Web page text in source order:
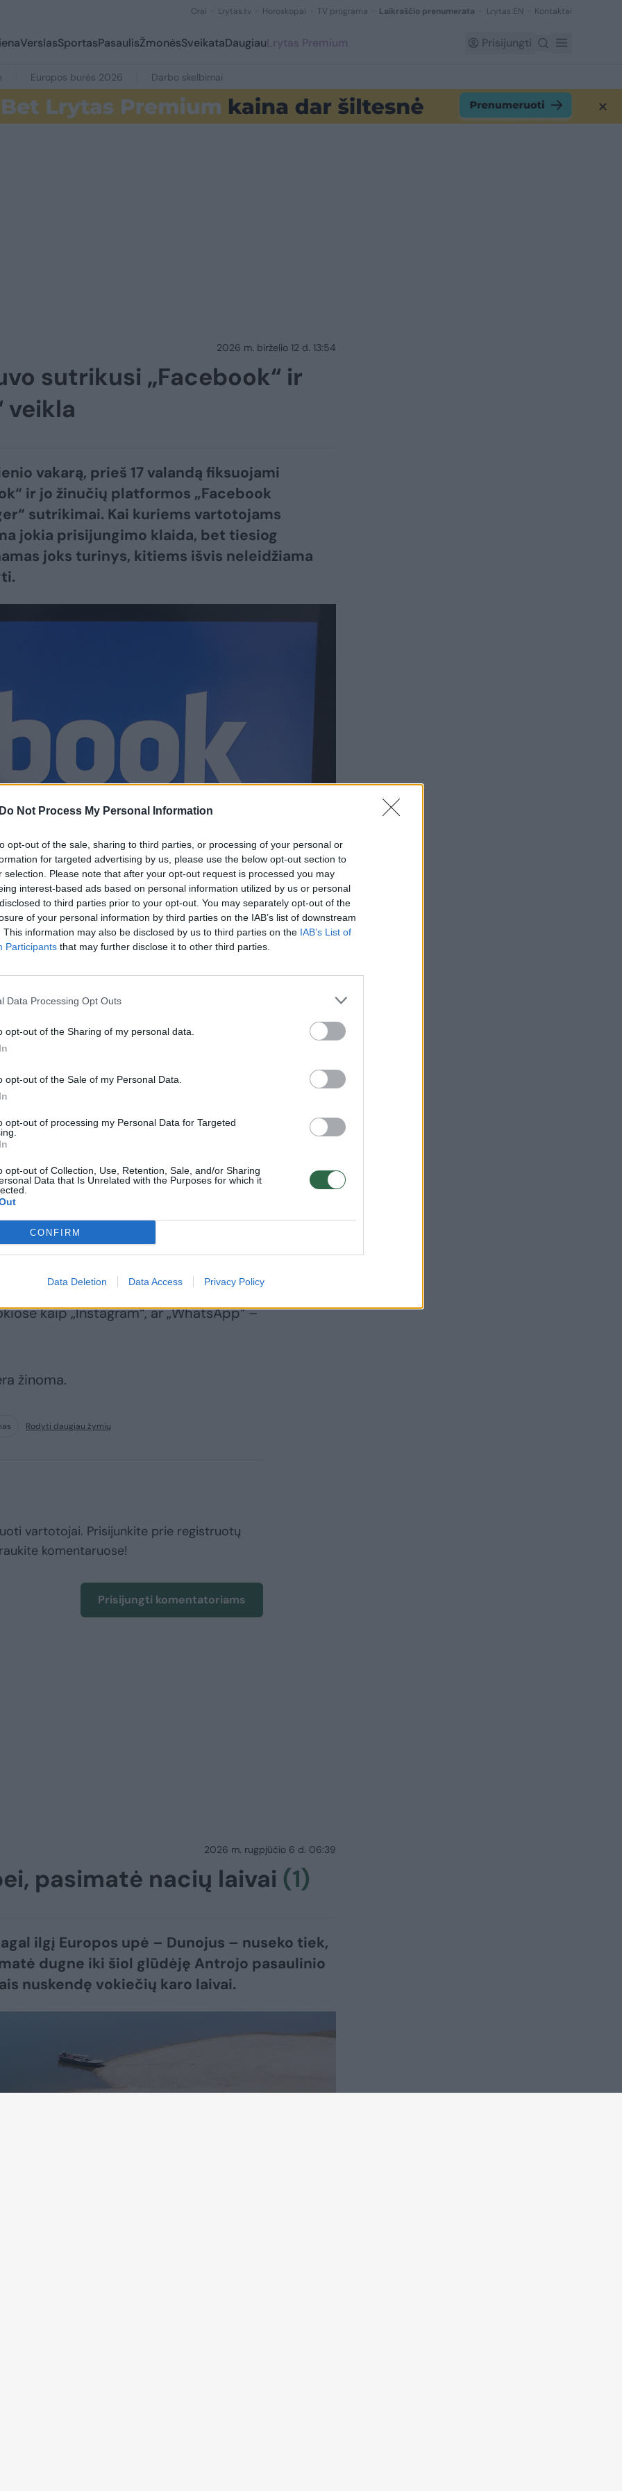
Do Not Process My Personal Information
opt-out of the sale, sharing to third parties, or processing of your personal or
for targeted advertising by us, please use the below opt-out section to
selection. Please note that after your opt-out request is processed you may
interest-based ads based on personal information utilized by us or personal
to third parties prior to your opt-out. You may separately opt-out of the
of your personal information by third parties on the IAB’s list of downstream
This information may also be disclosed by us to third parties on the IAB’s List of
Participants that may further disclose it to other third parties.
Data Processing Opt Outs
opt-out of the Sharing of my personal data.
opt-out of the Sale of my Personal Data.
opt-out of processing my Personal Data for Targeted
opt-out of Collection, Use, Retention, Sale, and/or Sharing
Data that Is Unrelated with the Purposes for which it
CONFIRM
Data Deletion Data Access Privacy Policy
Orai Lrytas.tv Horoskopai TV programa Laikraščio prenumerata Lrytas EN Kontaktai
VerslasSportasPasaulisŽmonėsSveikataDaugiauLrytas Premium Prisijungti
Europos burės 2026 Darbo skelbimai
2026 m. birželio 12 d. 13:54
sutrikusi „Facebook“ ir
veikla
vakarą, prieš 17 valandą fiksuojami
ir jo žinučių platformos „Facebook
sutrikimai. Kai kuriems vartotojams
jokia prisijungimo klaida, bet tiesiog
joks turinys, kitiems išvis neleidžiama
Daugiau nuotraukų (1)
svetainėje
dėl „Facebook“ veiklos
augti apie 16 val. 30 min. Lietuvos
prasidėjo kiek vėliau, apie 16 val. 45
„Meta“ valdomo socialinio
veikė lėtai, o naršyklėje svetainė
„Facebook Messenger“ veikimas ėmė
vis dar neveikė.
kaip „Instagram“, ar „WhatsApp“ –
žinoma.
Rodyti daugiau žymių
vartotojai. Prisijunkite prie registruotų
komentaruose!
Prisijungti komentatoriams
2026 m. rugpjūčio 6 d. 06:39
pasimatė nacių laivai (1)
ilgį Europos upė – Dunojus – nuseko tiek,
dugne iki šiol glūdėję Antrojo pasaulinio
nuskendę vokiečių karo laivai.